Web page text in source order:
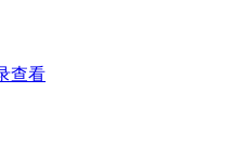
查看